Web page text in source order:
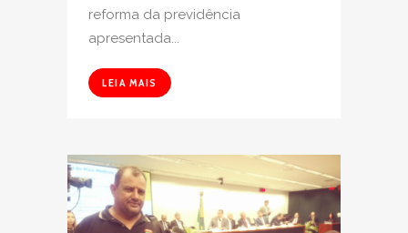
reforma da previdência
apresentada...
LEIA MAIS